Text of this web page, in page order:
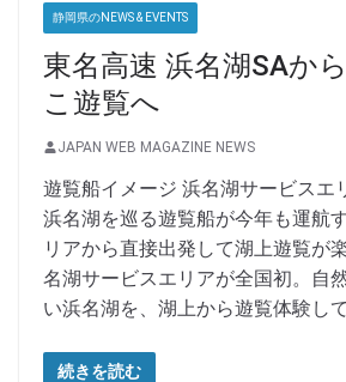
静岡県のNEWS & EVENTS
東名高速 浜名湖SAか
こ遊覧へ
JAPAN WEB MAGAZINE NEWS
遊覧船イメージ 浜名湖サービスエ
浜名湖を巡る遊覧船が今年も運航
リアから直接出発して湖上遊覧が
名湖サービスエリアが全国初。自
い浜名湖を、湖上から遊覧体験し
続きを読む